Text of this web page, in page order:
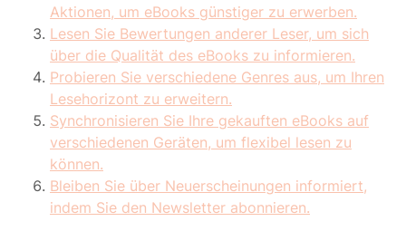
Aktionen, um eBooks günstiger zu erwerben.
Lesen Sie Bewertungen anderer Leser, um sich
über die Qualität des eBooks zu informieren.
Probieren Sie verschiedene Genres aus, um Ihren
Lesehorizont zu erweitern.
Synchronisieren Sie Ihre gekauften eBooks auf
verschiedenen Geräten, um flexibel lesen zu
können.
Bleiben Sie über Neuerscheinungen informiert,
indem Sie den Newsletter abonnieren.